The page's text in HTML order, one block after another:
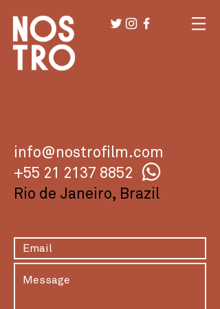
info@nostrofilm.com
+55 21 2137 8852
Rio de Janeiro, Brazil